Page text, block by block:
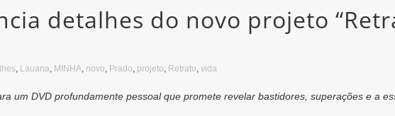
detalhes do novo projeto
, Lauana, MINHA, novo, Prado, projeto, Retrato, vida
um DVD profundamente pessoal que promete revelar bastidores, superações e a